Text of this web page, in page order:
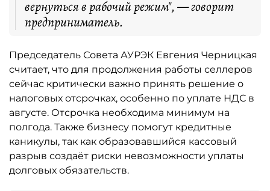
вернуться в рабочий режим", — говорит
предприниматель.
Председатель Совета АУРЭК Евгения Черницкая
считает, что для продолжения работы селлеров
сейчас критически важно принять решение о
налоговых отсрочках, особенно по уплате НДС в
августе. Отсрочка необходима минимум на
полгода. Также бизнесу помогут кредитные
каникулы, так как образовавшийся кассовый
разрыв создаёт риски невозможности уплаты
долговых обязательств.